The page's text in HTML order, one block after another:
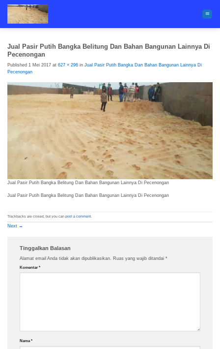
content
Jual Pasir Putih Bangka Belitung Dan Bahan Bangunan Lainnya Di
Pecenongan
Published 1 Mei 2017 at 627 × 296 in Jual Pasir Putih Bangka Dan Bahan Bangunan Lainnya Di
Pecenongan
Jual Pasir Putih Bangka Belitung Dan Bahan Bangunan Lainnya Di Pecenongan
Jual Pasir Putih Bangka Belitung Dan Bahan Bangunan Lainnya Di Pecenongan
Trackbacks are closed, but you can post a comment.
Next →
Tinggalkan Balasan
Alamat email Anda tidak akan dipublikasikan. Ruas yang wajib ditandai *
Komentar *
Nama*